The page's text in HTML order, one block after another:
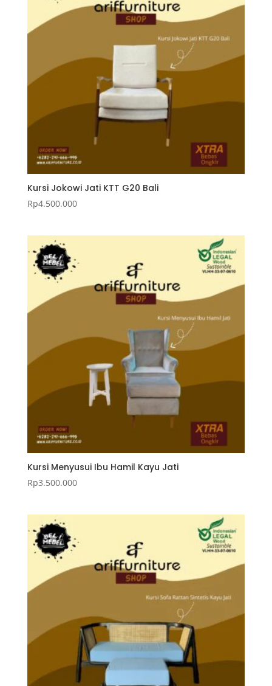
Kursi Jokowi Jati KTT G20 Bali
Rp4.500.000
Kursi Menyusui Ibu Hamil Kayu Jati
Rp3.500.000